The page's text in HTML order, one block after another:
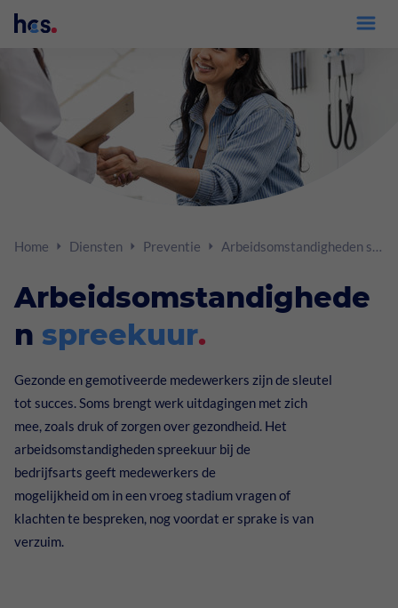
Inloggen xpertsuite
Preventie
Trainingen
Goed Gezien
Arbeidsdeskundig onderzoek
Detachering
XpertSuite
XpertSuite voor werkgevers
XpertSuite voor medewerkers
Over ons
Werken bij
Werken als (bedrijfs)arts
Home Diensten Preventie Arbeidsomstandigheden spreekuur
Arbeidsomstandighede
n spreekuur.
Gezonde en gemotiveerde medewerkers zijn de sleutel
tot succes. Soms brengt werk uitdagingen met zich
mee, zoals druk of zorgen over gezondheid. Het
arbeidsomstandigheden spreekuur bij de
bedrijfsarts geeft medewerkers de
mogelijkheid om in een vroeg stadium vragen of
klachten te bespreken, nog voordat er sprake is van
verzuim.